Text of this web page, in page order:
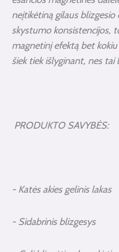
neįtikėtiną gilaus
skystumo konsistencijos,
magnetinį efektą bet
šiek tiek išlyginant, nes tai
PRODUKTO SAVYBĖS:
- Katės akies gelinis lakas
- Sidabrinis blizgesys